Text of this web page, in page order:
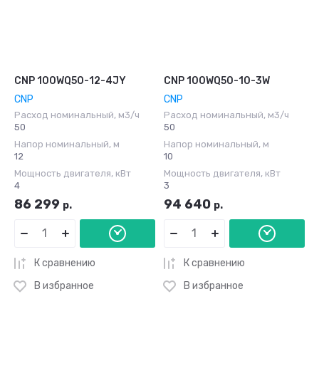
CNP 100WQ50-12-4JY
CNP
Расход номинальный, м3/ч
50
Напор номинальный, м
12
Мощность двигателя, кВт
4
86 299 р.
К сравнению
В избранное
CNP 100WQ50-10-3W
CNP
Расход номинальный, м3/ч
50
Напор номинальный, м
10
Мощность двигателя, кВт
3
94 640 р.
К сравнению
В избранное